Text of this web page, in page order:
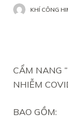
KHÍ CÔNG
CẨM NANG
NHIỄM
BAO GỒM: